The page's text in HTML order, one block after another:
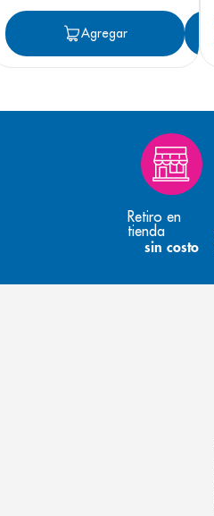
AgregarAgregar
Retiro en
tienda
sin costo